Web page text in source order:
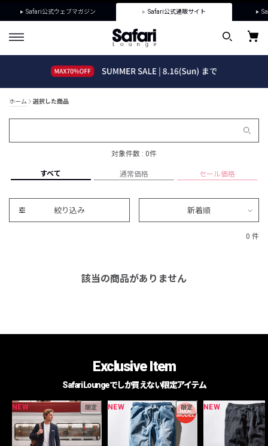
Safari公式ウェブマガジン Safari公式通販サイト
ホーム 選択した商品
対象件数 : 0件
すべて 通常価格 セール価格
絞り込み 新着順
0 件
該当の商品がありません
Exclusive Item
Safari Loungeでしか買えない限定アイテム
NEW 限定 NEW 限定 NEW